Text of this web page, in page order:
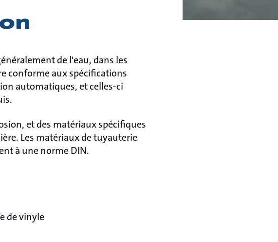
de l'eau, dans les
conforme aux spécifications
automatiques, et celles-ci
et des matériaux spécifiques
Les matériaux de tuyauterie
à une norme DIN.
de vinyle